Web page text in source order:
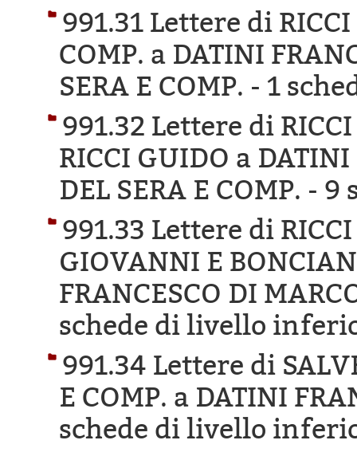
991.31 Lettere di
COMP. a DATINI
SERA E COMP. - 1
991.32 Lettere di
RICCI GUIDO a DATINI
DEL SERA E COMP. - 9
991.33 Lettere di
GIOVANNI E
FRANCESCO DI
schede di livello
991.34 Lettere di
E COMP. a DATINI
schede di livello